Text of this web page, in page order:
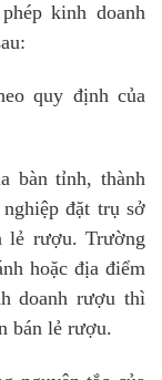
kinh doanh
quy định của
bàn tỉnh, thành
đặt trụ sở
lẻ rượu. Trường
hoặc địa điểm
doanh rượu thì
bán lẻ rượu.